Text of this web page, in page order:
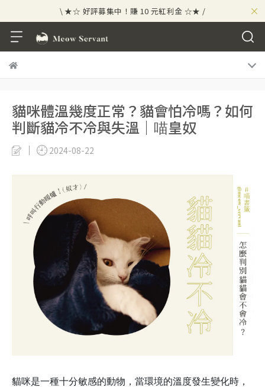
×
\ ★☆ 好評募集中！賺 10 元紅利金 ☆★ /
⟡⣠𝘄𝗲𝗹𝗰𝗼𝗺𝗲 ⁘ 新會員贈 50 元紅利金
\ ★☆ 好評募集中！賺 10 元紅利金 ☆★ /
貓咪體溫幾度正常？貓會怕冷嗎？如何
判斷貓冷不冷與失溫｜喵皇奴
2024-08-22
貓咪是一種十分敏感的動物，當環境的溫度發生變化時，